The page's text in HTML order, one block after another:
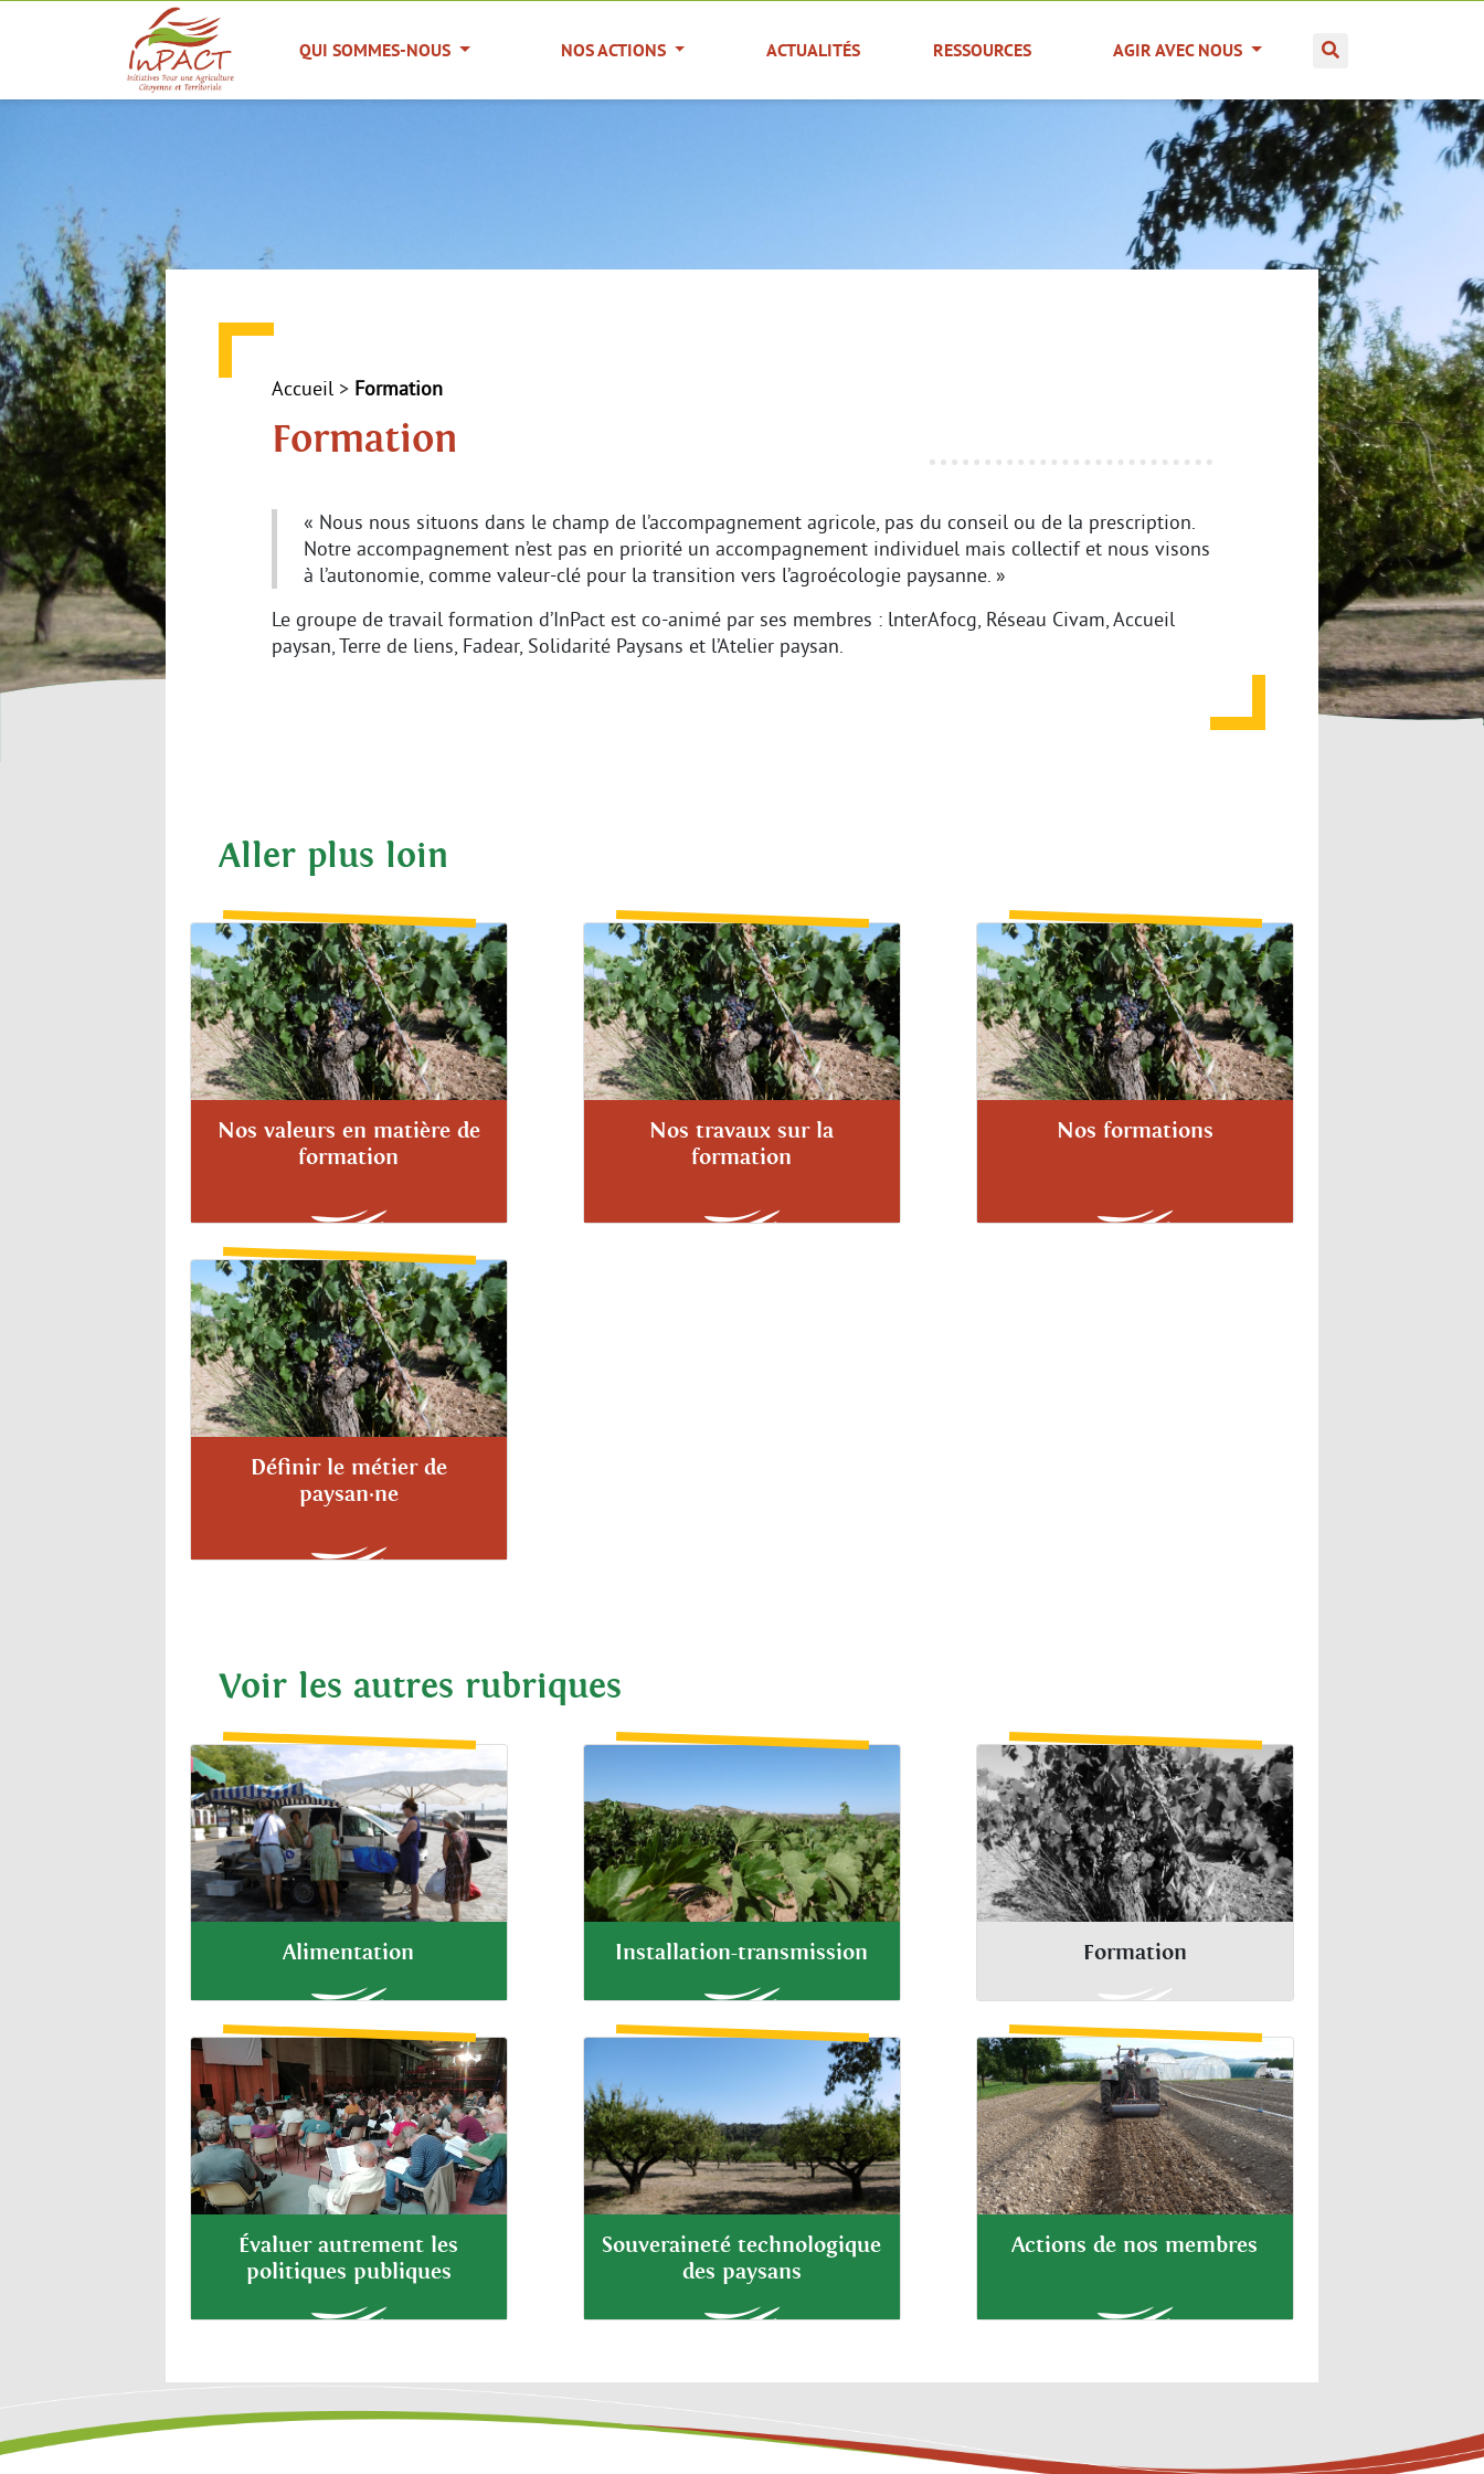
QUI SOMMES-NOUS NOS ACTIONS ACTUALITÉS RESSOURCES AGIR AVEC NOUS
Accueil > Formation
Formation
« Nous nous situons dans le champ de l’accompagnement agricole, pas du conseil ou de la prescription.
Notre accompagnement n’est pas en priorité un accompagnement individuel mais collectif et nous visons
à l’autonomie, comme valeur-clé pour la transition vers l’agroécologie paysanne. »
Le groupe de travail formation d’InPact est co-animé par ses membres : lnterAfocg, Réseau Civam, Accueil
paysan, Terre de liens, Fadear, Solidarité Paysans et l’Atelier paysan.
Aller plus loin
Nos valeurs en matière de
formation
Nos travaux sur la
formation
Nos formations
Définir le métier de
paysan·ne
Voir les autres rubriques
Alimentation Installation-transmission Formation
Évaluer autrement les
politiques publiques
Souveraineté technologique
des paysans
Actions de nos membres
Panneau de gestion des cookies